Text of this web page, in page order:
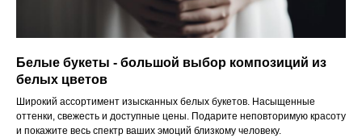
Белые букеты - большой выбор композиций из
белых цветов
Широкий ассортимент изысканных белых букетов. Насыщенные
оттенки, свежесть и доступные цены. Подарите неповторимую красоту
и покажите весь спектр ваших эмоций близкому человеку.